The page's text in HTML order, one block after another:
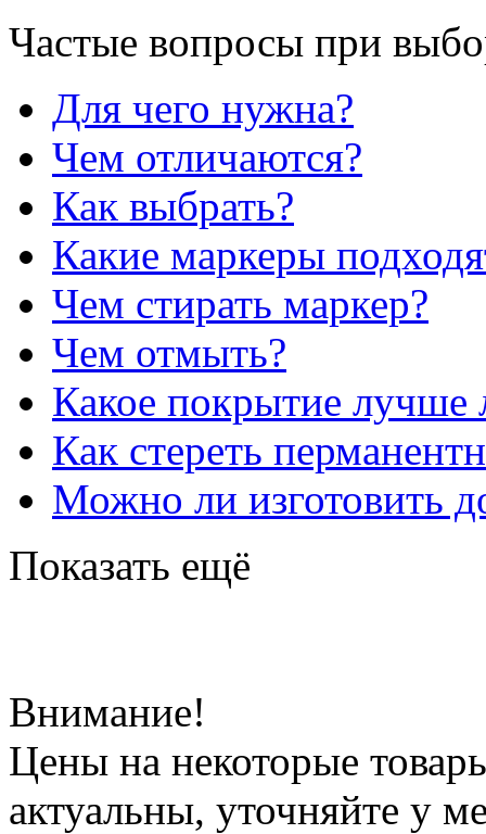
Частые вопросы при
Для чего нужна?
Чем отличаются?
Как выбрать?
Какие маркеры
Чем стирать маркер?
Чем отмыть?
Какое покрытие лучше
Как стереть
Можно ли изготовить
Показать ещё
Внимание!
Цены на некоторые
актуальны, уточняйте у